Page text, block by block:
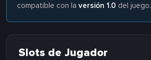
compatible con la versión 1.0 del juego.
Slots de Jugador